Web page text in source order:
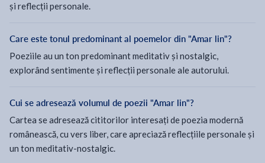
și reflecții personale.
Care este tonul predominant al poemelor din "Amar lin"?
Poeziile au un ton predominant meditativ și nostalgic,
explorând sentimente și reflecții personale ale autorului.
Cui se adresează volumul de poezii "Amar lin"?
Cartea se adresează cititorilor interesați de poezia modernă
românească, cu vers liber, care apreciază reflecțiile personale și
un ton meditativ-nostalgic.